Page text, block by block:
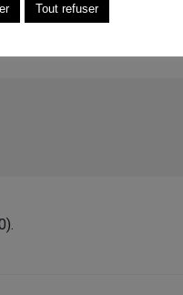
Jean
Tout refuser